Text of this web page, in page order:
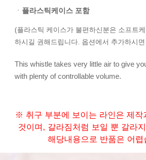
ㆍ 플라스틱케이스 포함
(플라스틱 케이스가 불편하신분은 소프트
하시길 권해드립니다. 옵션에서 추가하시
This whistle takes very little air to give
with plenty of controllable volume.
※ 취구 부분에 보이는 라인은 제작
것이며, 갈라짐처럼 보일 뿐 갈라
해당내용으로 반품은 어렵